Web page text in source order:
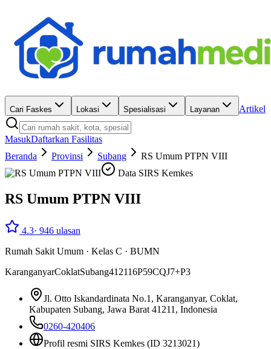
Cari Faskes Lokasi Spesialisasi Layanan Artikel
MasukDaftarkan Fasilitas
Beranda
Provinsi Subang
RS Umum PTPN VIII
Data SIRS Kemkes
RS Umum PTPN VIII
4.3· 946 ulasan
Rumah Sakit Umum · Kelas C · BUMN
KaranganyarCoklatSubang412116P59CQJ7+P3
Jl. Otto Iskandardinata No.1, Karanganyar, Coklat,
Kabupaten Subang, Jawa Barat 41211, Indonesia
0260-420406
Profil resmi SIRS Kemkes (ID 3213021)